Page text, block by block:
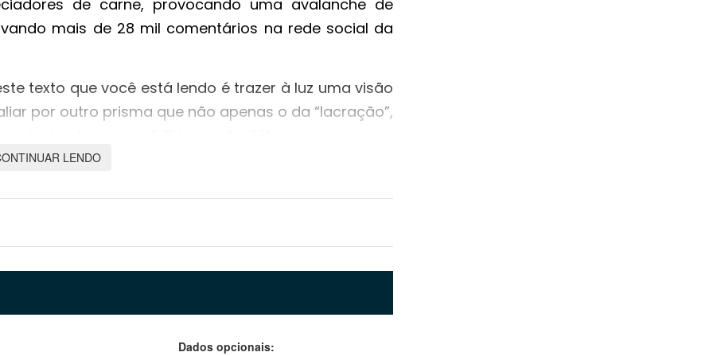
de carne, provocando uma avalanche de
mais de 28 mil comentários na rede social da
texto que você está lendo é trazer à luz uma visão
por outro prisma que não apenas o da “lacração”,
que existe há muito tempo e desde seu início divulga
este dia como aconteceu no caso da Heineken.
ou sem uma visão sobre qual a extensão do
LENDO
Dados opcionais: